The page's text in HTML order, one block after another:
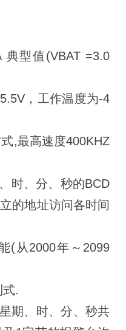
型值(VBAT =3.0
，工作温度为-4
,最高速度400KHZ
、分、秒的BCD
的地址访问各时间
2000年～2099
.
、时、分、秒共